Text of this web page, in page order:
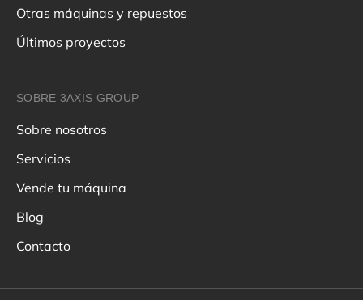
Otras máquinas y repuestos
Últimos proyectos
SOBRE 3AXIS GROUP
Sobre nosotros
Servicios
Vende tu máquina
Blog
Contacto